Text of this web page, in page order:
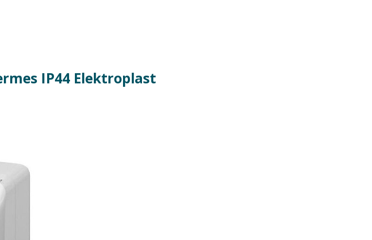
IP44 Elektroplast